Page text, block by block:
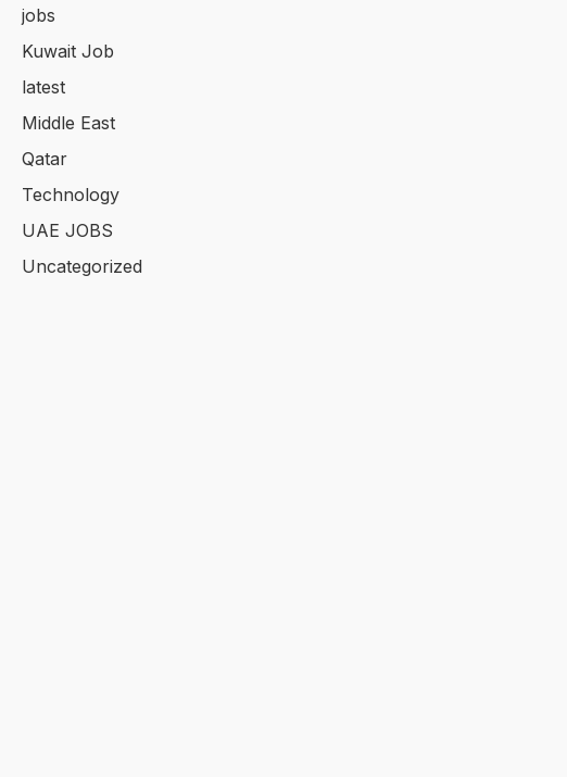
jobs
Kuwait Job
latest
Middle East
Qatar
Technology
UAE JOBS
Uncategorized